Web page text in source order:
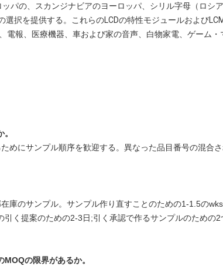
パの、スカンジナビアのヨーロッパ、シリル字母（ロシ
選択を提供する。これらのLCDの特性モジュールおよび
電報、医療機器、車および家の音声、白物家電、ゲーム
めにサンプル順序を歓迎する。異なった品目番号の混合
庫のサンプル。サンプル作り直すことのための1-1.5の
引く提案のための2-3日;引く承認で作るサンプルのための
の限界があるか。